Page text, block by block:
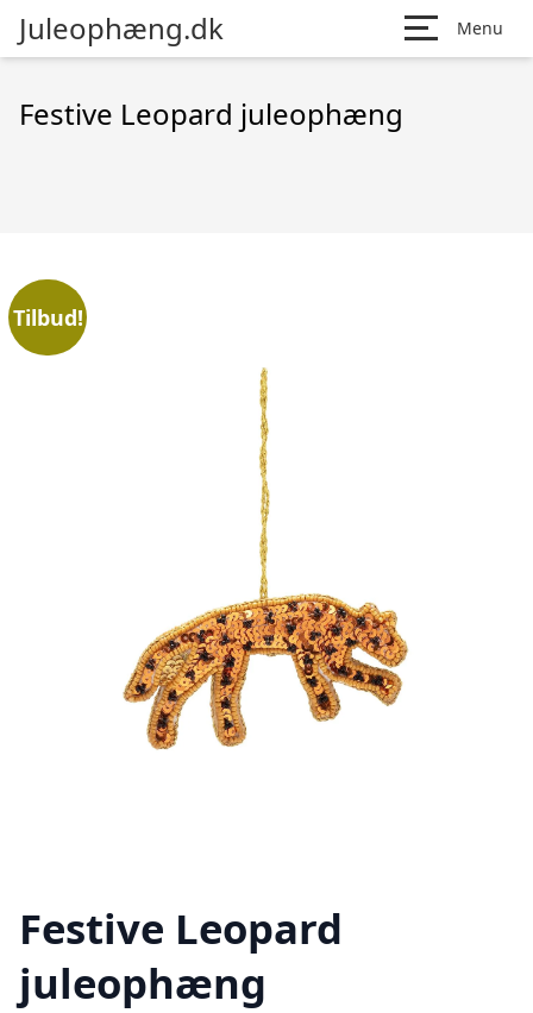
Juleophæng.dk Menu
Festive Leopard juleophæng
Tilbud!
Festive Leopard
juleophæng